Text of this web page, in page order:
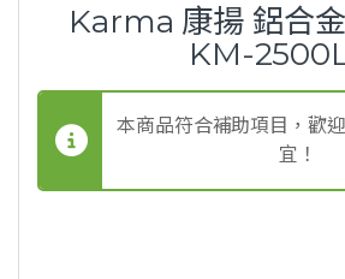
Karma 康揚 鋁合
KM-
本商品符合補助項目，歡
宜！